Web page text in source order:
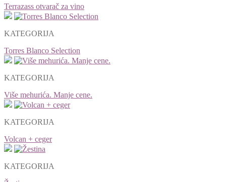
Terrazass otvarač za vino
KATEGORIJA
Torres Blanco Selection
KATEGORIJA
Više mehurića. Manje cene.
KATEGORIJA
Volcan + ceger
KATEGORIJA